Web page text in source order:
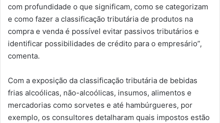
com profundidade o que significam, como se categorizam
e como fazer a classificação tributária de produtos na
compra e venda é possível evitar passivos tributários e
identificar possibilidades de crédito para o empresário”,
comenta.
Com a exposição da classificação tributária de bebidas
frias alcoólicas, não-alcoólicas, insumos, alimentos e
mercadorias como sorvetes e até hambúrgueres, por
exemplo, os consultores detalharam quais impostos estão